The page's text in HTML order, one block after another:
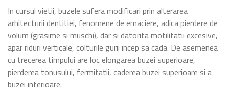
In cursul vietii, buzele sufera modificari prin alterarea
arhitecturii dentitiei, fenomene de emaciere, adica pierdere de
volum (grasime si muschi), dar si datorita motilitatii excesive,
apar riduri verticale, colturile gurii incep sa cada. De asemenea
cu trecerea timpului are loc elongarea buzei superioare,
pierderea tonusului, fermitatii, caderea buzei superioare si a
buzei inferioare.